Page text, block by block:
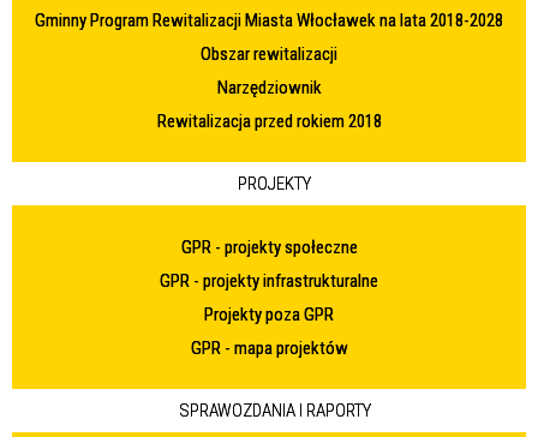
Gminny Program Rewitalizacji Miasta Włocławek na lata 2018-2028
Obszar rewitalizacji
Narzędziownik
Rewitalizacja przed rokiem 2018
PROJEKTY
GPR - projekty społeczne
GPR - projekty infrastrukturalne
Projekty poza GPR
GPR - mapa projektów
SPRAWOZDANIA I RAPORTY